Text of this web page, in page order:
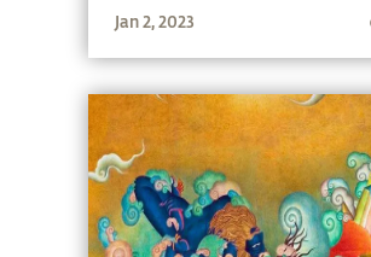
सन्दर्भमा समेत महत्त्वपूर्ण छ ।
Jan 2, 2023